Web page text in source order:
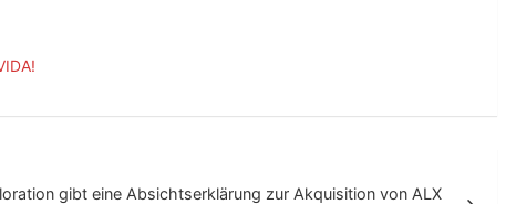
gibt eine Absichtserklärung zur Akquisition von ALX